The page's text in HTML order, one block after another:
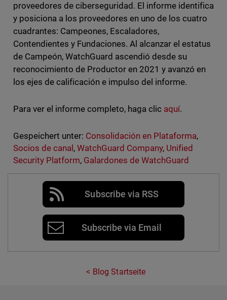
proveedores de ciberseguridad. El informe identifica
y posiciona a los proveedores en uno de los cuatro
cuadrantes: Campeones, Escaladores,
Contendientes y Fundaciones. Al alcanzar el estatus
de Campeón, WatchGuard ascendió desde su
reconocimiento de Productor en 2021 y avanzó en
los ejes de calificación e impulso del informe.
Para ver el informe completo, haga clic aquí.
Gespeichert unter: Consolidación en Plataforma,
Socios de canal , WatchGuard Company, Unified
Security Platform, Galardones de WatchGuard
Subscribe via RSS
Subscribe via Email
Blog Startseite